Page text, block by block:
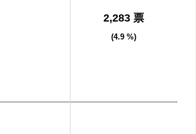
2,283 票
(4.9 %)